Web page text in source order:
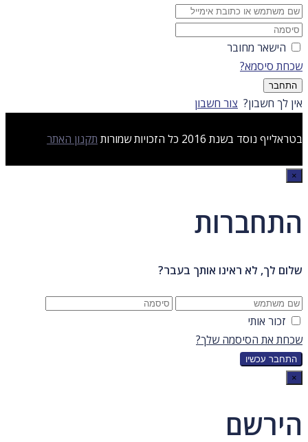
הישאר מחובר
שכחת סיסמא?
התחבר
אין לך חשבון? צור חשבון
בטראלייף נוסד בשנת 2016 כל הזכויות שמורות תקנון האתר
×
התחברות
שלום לך, לא ראינו אותך בעבר?
זכור אותי
שכחת את הסיסמה שלך?
×
הירשם